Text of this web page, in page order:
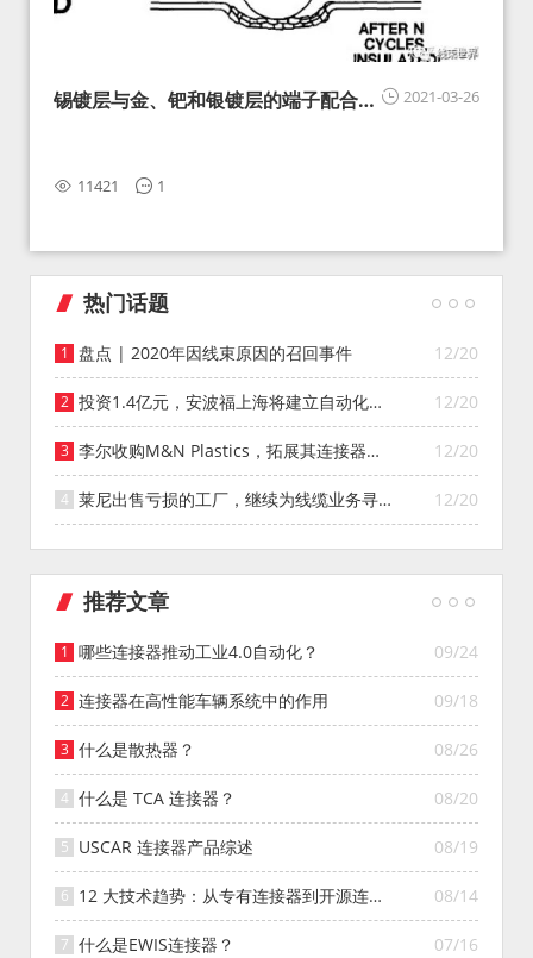
2021-03-26
锡镀层与金、钯和银镀层的端子配合的
11421 1
热门话题
12/20
盘点 | 2020年因线束原因的召回事件
12/20
投资1.4亿元，安波福上海将建立自动化智
能仓库
12/20
李尔收购M&N Plastics，拓展其连接器系
统业务
12/20
莱尼出售亏损的工厂，继续为线缆业务寻找
投资者
推荐文章
09/24
哪些连接器推动工业4.0自动化？
09/18
连接器在高性能车辆系统中的作用
08/26
什么是散热器？
08/20
什么是 TCA 连接器？
08/19
USCAR 连接器产品综述
08/14
12 大技术趋势：从专有连接器到开源连接
器的演变
07/16
什么是EWIS连接器？